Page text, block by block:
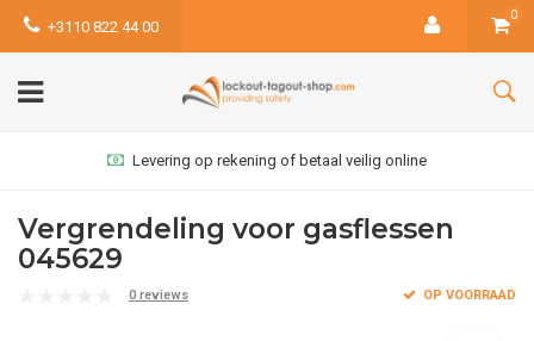
+3110 822 44 00
0
Levering op rekening of betaal veilig online
Vergrendeling voor gasflessen
045629
0 reviews OP VOORRAAD